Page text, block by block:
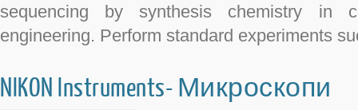
sequencing by synthesis chemistry in
engineering. Perform standard experiments
NIKON Instruments- Микроскопи